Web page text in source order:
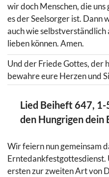
wir doch Menschen, die
es der Seelsorger ist. Dann
auch wie selbstverständlich
lieben können. Amen.
Und der Friede Gottes, der
bewahre eure Herzen und
Lied Beiheft 647, 1-
den Hungrigen dein
Wir feiern nun gemeinsam
Erntedankfestgottesdienst.
ersten zur zweiten Art von